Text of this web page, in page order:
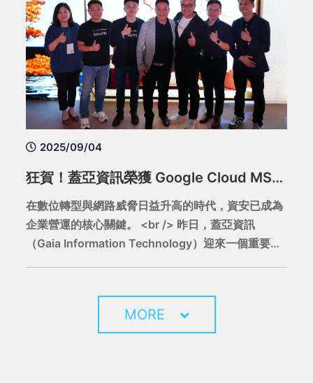
2025/09/04
狂賀！蓋亞資訊榮獲 Google Cloud MSSP 認證，成為全台首家金牌託管安全服務供應商
在數位轉型與網路威脅日益升高的時代，資安已成為
企業營運的核心關鍵。 <br /> 昨日，蓋亞資訊
（Gaia Information Technology）迎來一個重要的
MSSP）認證，並成為全台第一家獲得金牌認證的代
理商，這不僅展現了蓋亞資訊在資安領域的專業實
力，也象徵台灣企業資安服務能量再度躍升。
MORE